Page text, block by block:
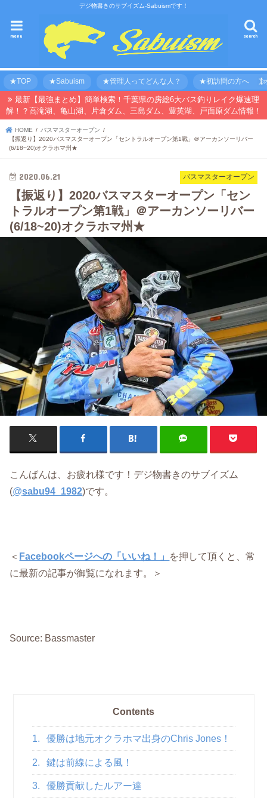
デジ物書きのサブイズム-Sabuismです！
search
menu
★TOP ★Sabuism ★管理人ってどんな人？ ★初訪問の方へ 【
最新【最強まとめ】簡単検索！千葉県の房総6大バス釣りレイク爆速理
解！？高滝湖、亀山湖、片倉ダム、三島ダム、豊英湖、戸面原ダム情報！
HOME
バスマスターオープン
【振返り】2020バスマスターオープン「セントラルオープン第1戦」＠アーカンソーリバー
(6/18~20)オクラホマ州★
バスマスターオープン
2020.06.21
【振返り】2020バスマスターオープン「セン
トラルオープン第1戦」＠アーカンソーリバー
(6/18~20)オクラホマ州★
こんばんは、お疲れ様です！デジ物書きのサブイズム
(@sabu94_1982)です。
＜ Facebookページへの「いいね！」 を押して頂くと、常
に最新の記事が御覧になれます。＞
Source: Bassmaster
Contents
1. 優勝は地元オクラホマ出身のChris Jones！
2. 鍵は前線による風！
3. 優勝貢献したルアー達